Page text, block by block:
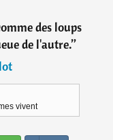
des loups
de l'autre.”
vivent